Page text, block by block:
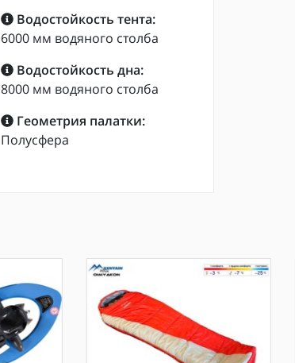
Водостойкость тента:
6000 мм водяного столба
Водостойкость дна:
8000 мм водяного столба
Геометрия палатки:
Полусфера